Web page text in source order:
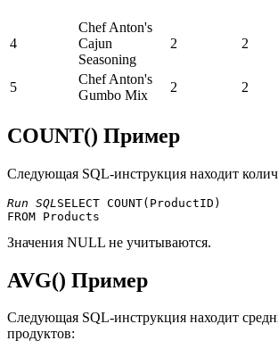
4
Chef Anton's
Cajun
Seasoning
2 2
5
Chef Anton's
Gumbo Mix
2 2
COUNT() Пример
Следующая SQL-инструкция находит
Run SQL SELECT COUNT(ProductID)
Значения NULL не учитываются.
AVG() Пример
Следующая SQL-инструкция находит
продуктов: